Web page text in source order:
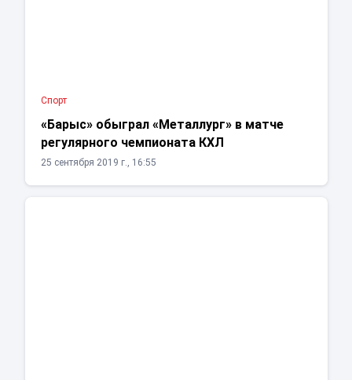
Спорт
«Барыс» обыграл «Металлург» в матче
регулярного чемпионата КХЛ
25 сентября 2019 г., 16:55